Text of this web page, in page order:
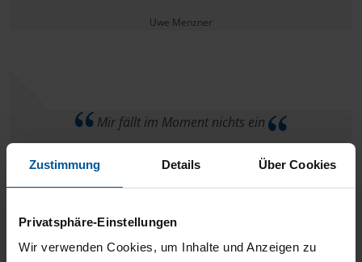
Zustimmung Details Über Cookies
Privatsphäre-Einstellungen
Wir verwenden Cookies, um Inhalte und Anzeigen zu
Uwe Menzner
Mir fällt im Moment nichts ein
Hans Dörrschuck